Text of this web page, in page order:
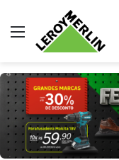
Menu